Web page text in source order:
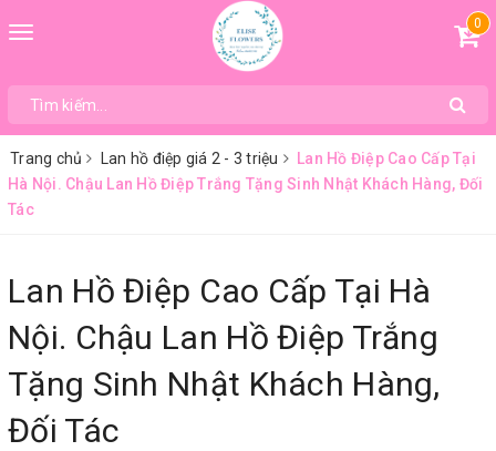
Toggle
0
Trang chủ Lan hồ điệp giá 2 - 3 triệu
Lan Hồ Điệp Cao Cấp Tại
Hà Nội. Chậu Lan Hồ Điệp Trắng Tặng Sinh Nhật Khách Hàng, Đối
Tác
Lan Hồ Điệp Cao Cấp Tại Hà
Nội. Chậu Lan Hồ Điệp Trắng
Tặng Sinh Nhật Khách Hàng,
Đối Tác